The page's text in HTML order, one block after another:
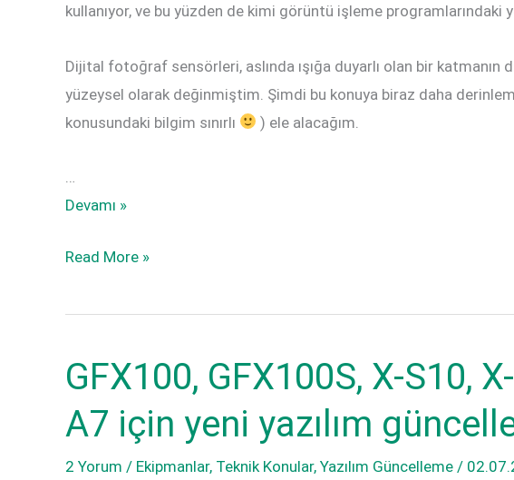
kullanıyor, ve bu yüzden de kimi görüntü işleme programlarındaki
Dijital fotoğraf sensörleri, aslında ışığa duyarlı olan bir katmanın
yüzeysel olarak değinmiştim. Şimdi bu konuya biraz daha
konusundaki bilgim sınırlı
) ele alacağım.
…
X-
ve
Sensör
Devamı »
X-
ve
Sensör
Read More »
GFX100, GFX100S, X-S10,
A7 için yeni yazılım
2 Yorum / Ekipmanlar, Teknik Konular, Yazılım Güncelleme /